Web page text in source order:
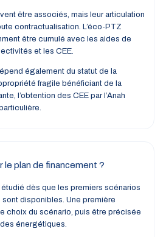
être associés, mais leur articulation
contractualisation. L’éco-PTZ
être cumulé avec les aides de
et les CEE.
également du statut de la
fragile bénéficiant de la
l’obtention des CEE par l’Anah
plan de financement ?
dès que les premiers scénarios
disponibles. Une première
choix du scénario, puis être précisée
énergétiques.